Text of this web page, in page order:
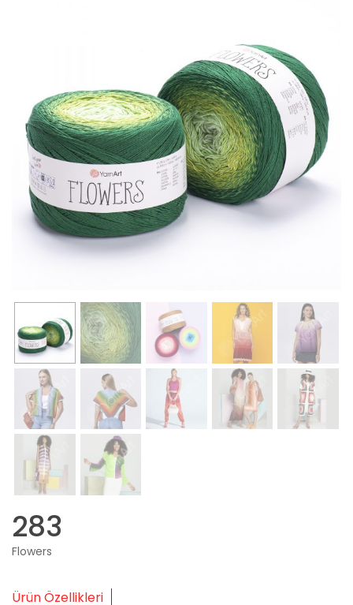
283
Flowers
Ürün Özellikleri